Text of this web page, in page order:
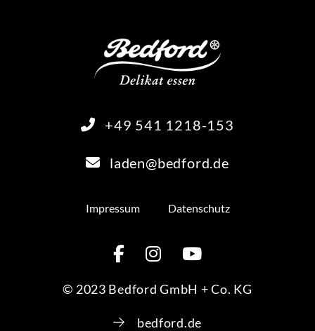
+49 541 1218-153
laden@bedford.de
Impressum Datenschutz
© 2023 Bedford GmbH + Co. KG
bedford.de